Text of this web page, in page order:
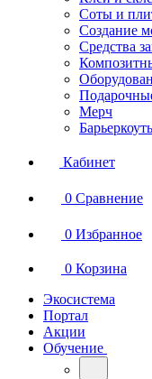
Соты и
Создание
Средства
Мерч
Кабинет
0 Сравнение
0 Избранное
0 Корзина
Экосистема
Портал
Акции
Обучение